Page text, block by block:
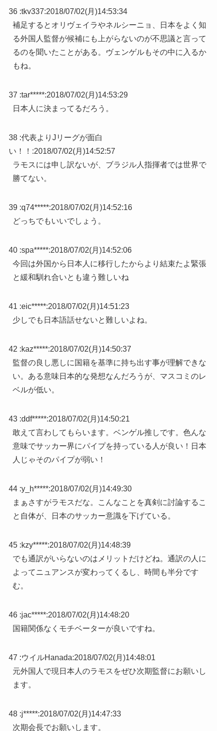
36 :tkv337:2018/07/02(月)14:53:34
補足するとオリヴェイラやネルシーニョ、日本をよく知
る外国人監督が候補にも上がらないのが不思議と言って
るのを聞いたことがある。ヴェンゲルもその中に入るか
もね。
37 :tar*****:2018/07/02(月)14:53:29
日本人に決まってるだろう。
38 :代表よりJリーグが面白
い！！ :2018/07/02(月)14:52:57
ラモスには申し訳ないが、ブラジル人指揮者では世界で
勝てない。
39 :q74*****:2018/07/02(月)14:52:16
どっちでもいいでしょう。
40 :spa*****:2018/07/02(月)14:52:06
今回は外国から日本人に移行したからより結束たよ緊張
と緩和馴れ合いとも違う難しいね
41 :eic*****:2018/07/02(月)14:51:23
少しでも日本語話せないと難しいよね。
42 :kaz*****:2018/07/02(月)14:50:37
監督の良し悪しに国籍を基準に持ち出す事が理解できな
い。ある意味日本的な発想なんだろうが、マスコミのレ
ベルが低い。
43 :ddf*****:2018/07/02(月)14:50:21
敢えて言わしてもらいます。ベンゲル推しです。色んな
意味でサッカー界にパイプを持っている人が良い！日本
人じゃそのパイプが弱い！
44 :y_h*****:2018/07/02(月)14:49:30
まぁさすがラモスだな。こんなことを真剣に討論するこ
と自体が、日本のサッカー意識を下げている。
45 :kzy*****:2018/07/02(月)14:48:39
でも通訳がいらないのはメリットだけどね。通訳の人に
よってニュアンスが変わってくるし、時間も半分です
む。
46 :jac*****:2018/07/02(月)14:48:20
国籍関係なくモチベーターが良いですね。
47 :ウイルHanada:2018/07/02(月)14:48:01
元外国人で現日本人のラモスをぜひ次期監督にお願いし
ます。
48 :j*****:2018/07/02(月)14:47:33
次期会長でお願いします。